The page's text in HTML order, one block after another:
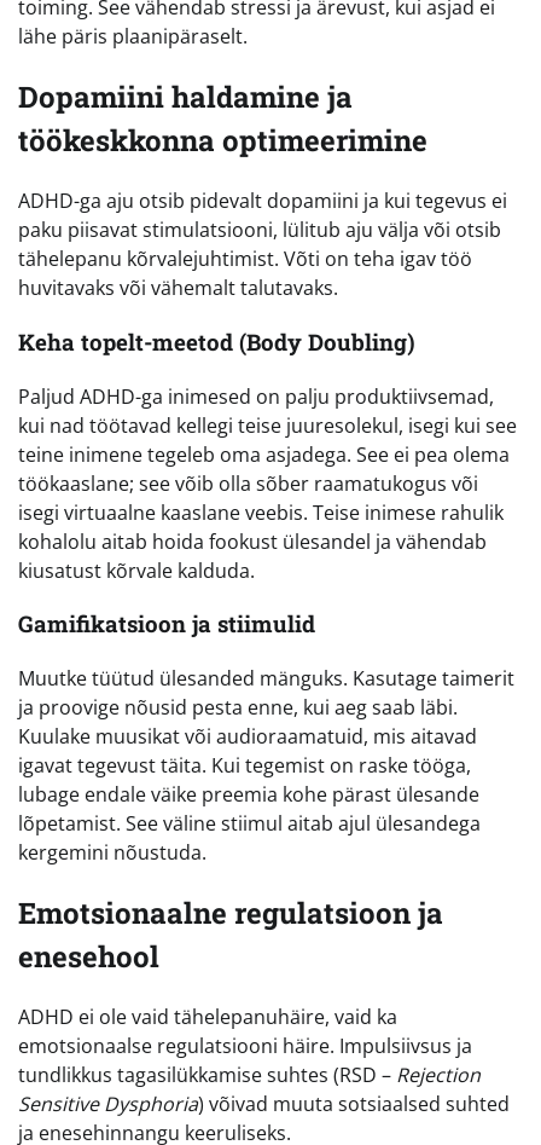
toiming. See vähendab stressi ja ärevust, kui asjad ei
lähe päris plaanipäraselt.
Dopamiini haldamine ja
töökeskkonna optimeerimine
ADHD-ga aju otsib pidevalt dopamiini ja kui tegevus ei
paku piisavat stimulatsiooni, lülitub aju välja või otsib
tähelepanu kõrvalejuhtimist. Võti on teha igav töö
huvitavaks või vähemalt talutavaks.
Keha topelt-meetod (Body Doubling)
Paljud ADHD-ga inimesed on palju produktiivsemad,
kui nad töötavad kellegi teise juuresolekul, isegi kui see
teine inimene tegeleb oma asjadega. See ei pea olema
töökaaslane; see võib olla sõber raamatukogus või
isegi virtuaalne kaaslane veebis. Teise inimese rahulik
kohalolu aitab hoida fookust ülesandel ja vähendab
kiusatust kõrvale kalduda.
Gamifikatsioon ja stiimulid
Muutke tüütud ülesanded mänguks. Kasutage taimerit
ja proovige nõusid pesta enne, kui aeg saab läbi.
Kuulake muusikat või audioraamatuid, mis aitavad
igavat tegevust täita. Kui tegemist on raske tööga,
lubage endale väike preemia kohe pärast ülesande
lõpetamist. See väline stiimul aitab ajul ülesandega
kergemini nõustuda.
Emotsionaalne regulatsioon ja
enesehool
ADHD ei ole vaid tähelepanuhäire, vaid ka
emotsionaalse regulatsiooni häire. Impulsiivsus ja
tundlikkus tagasilükkamise suhtes (RSD – Rejection
Sensitive Dysphoria) võivad muuta sotsiaalsed suhted
ja enesehinnangu keeruliseks.